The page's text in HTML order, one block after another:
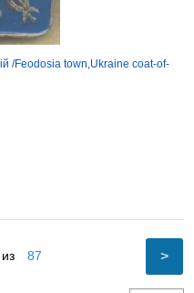
/Feodosia town,Ukraine coat-of-
из 87 >